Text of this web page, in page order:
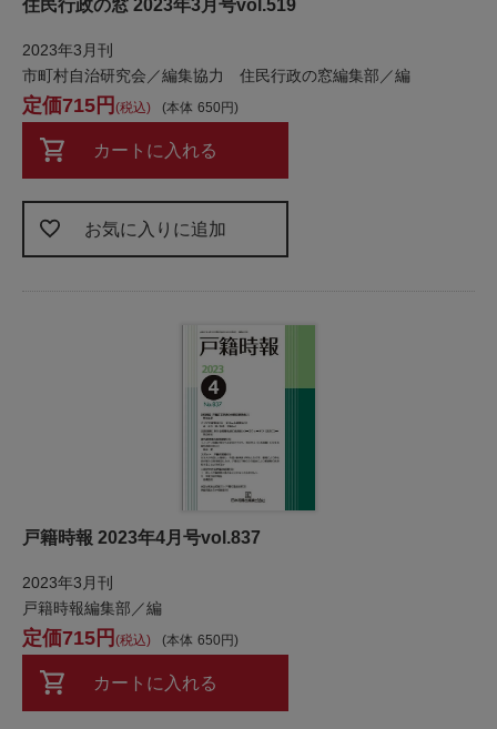
住民行政の窓 2023年3月号vol.519
2023年3月刊
市町村自治研究会／編集協力 住民行政の窓編集部／編
本体 650
715 税込
カートに入れる
お気に入りに追加
戸籍時報 2023年4月号vol.837
2023年3月刊
戸籍時報編集部／編
本体 650
715 税込
カートに入れる